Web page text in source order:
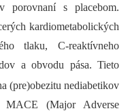
s placebom.
kardiometabolických
tlaku, C-reaktívneho
a obvodu pása. Tieto
(pre)obezitu nediabetikov
(Major Adverse